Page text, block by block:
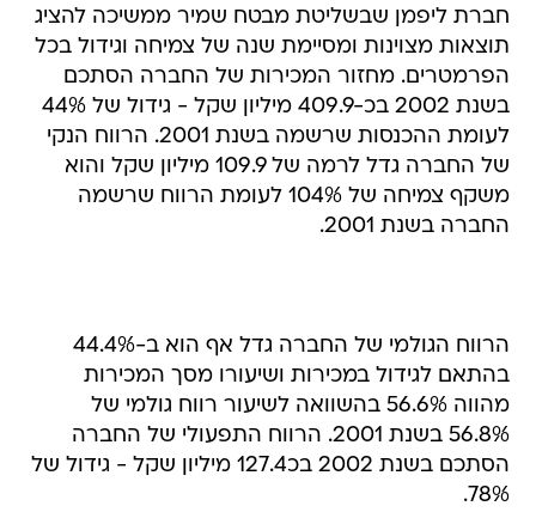
חברת ליפמן שבשליטת מבטח שמיר ממשיכה להציג
תוצאות מצוינות ומסיימת שנה של צמיחה וגידול בכל
הפרמטרים. מחזור המכירות של החברה הסתכם
בשנת 2002 בכ-409.9 מיליון שקל - גידול של 44%
לעומת ההכנסות שרשמה בשנת 2001. הרווח הנקי
של החברה גדל לרמה של 109.9 מיליון שקל והוא
משקף צמיחה של 104% לעומת הרווח שרשמה
החברה בשנת 2001.
הרווח הגולמי של החברה גדל אף הוא ב-44.4%
בהתאם לגידול במכירות ושיעורו מסך המכירות
מהווה 56.6% בהשוואה לשיעור רווח גולמי של
56.8% בשנת 2001. הרווח התפעולי של החברה
הסתכם בשנת 2002 בכ127.4 מיליון שקל - גידול של
78%.